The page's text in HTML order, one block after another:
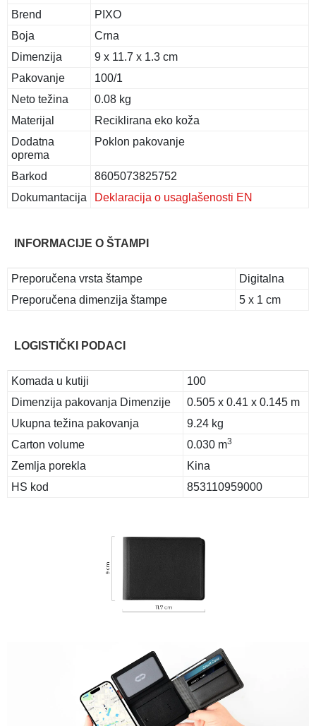
Brend
PIXO
Boja
Crna
Dimenzija
9 x 11.7 x 1.3 cm
Pakovanje
100/1
Neto težina
0.08 kg
Materijal
Reciklirana eko koža
Dodatna
oprema
Poklon pakovanje
Barkod
8605073825752
Dokumantacija
Deklaracija o usaglašenosti EN
INFORMACIJE O ŠTAMPI
Preporučena vrsta štampe
Digitalna
Preporučena dimenzija štampe
5 x 1 cm
LOGISTIČKI PODACI
Komada u kutiji
100
Dimenzija pakovanja Dimenzije
0.505 x 0.41 x 0.145 m
Ukupna težina pakovanja
9.24 kg
Carton volume
0.030 m3
Zemlja porekla
Kina
HS kod
853110959000